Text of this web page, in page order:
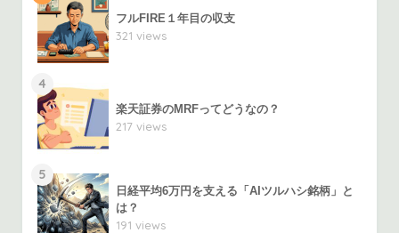
フルFIRE１年目の収支
321 views
4
楽天証券のMRFってどうなの？
217 views
5
日経平均6万円を支える「AIツルハシ銘柄」と
は？
191 views